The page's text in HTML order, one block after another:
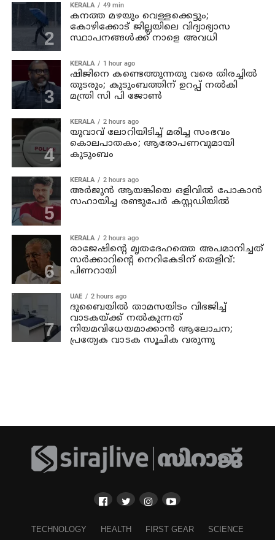
KERALA 49 min
കനത്ത മഴയും വെള്ളക്കെട്ടും;
കോഴിക്കോട് ജില്ലയിലെ വിദ്യാഭ്യാസ
സ്ഥാപനങ്ങള്‍ക്ക് നാളെ അവധി
KERALA 1 hour ago
ഷിജിനെ കണ്ടെത്തുന്നതു വരെ തിരച്ചില്‍
തുടരും; കുടുംബത്തിന് ഉറപ്പ് നല്‍കി
മന്ത്രി സി പി ജോണ്‍
KERALA 2 hours ago
യുവാവ് ലോറിയിടിച്ച് മരിച്ച സംഭവം
കൊലപാതകം; ആരോപണവുമായി
കുടുംബം
KERALA 2 hours ago
അര്‍ജുന്‍ ആയങ്കിയെ ഒളിവില്‍ പോകാന്‍
സഹായിച്ച രണ്ടുപേര്‍ കസ്റ്റഡിയില്‍
KERALA 2 hours ago
രാജേഷിന്റെ മൃതദേഹത്തെ അപമാനിച്ചത്
സര്‍ക്കാറിന്റെ നെറികേടിന് തെളിവ്:
പിണറായി
UAE 2 hours ago
ദുബൈയിൽ താമസയിടം വിഭജിച്ച്
വാടകയ്ക്ക് നൽകുന്നത്
നിയമവിധേയമാക്കാൻ ആലോചന;
പ്രത്യേക വാടക സൂചിക വരുന്നു
TECHNOLOGY HEALTH FIRST GEAR
SCIENCE